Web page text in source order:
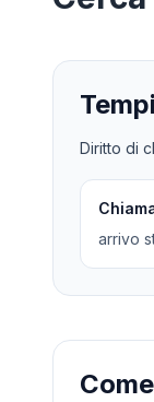
Diritto di
arrivo